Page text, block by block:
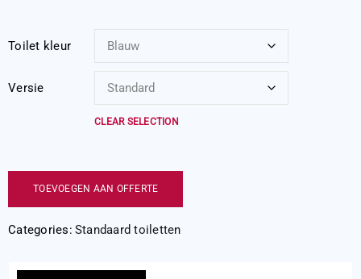
Toilet kleur
Versie
CLEAR SELECTION
TOEVOEGEN AAN OFFERTE
Categories: Standaard toiletten